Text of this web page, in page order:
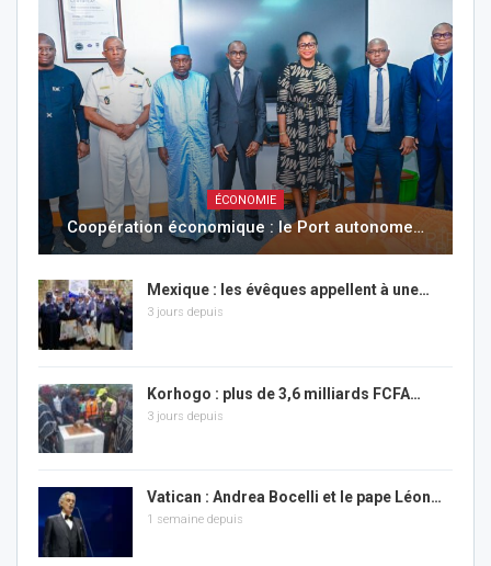
ÉCONOMIE
Coopération économique : le Port autonome…
Mexique : les évêques appellent à une…
3 jours depuis
Korhogo : plus de 3,6 milliards FCFA…
3 jours depuis
Vatican : Andrea Bocelli et le pape Léon…
1 semaine depuis